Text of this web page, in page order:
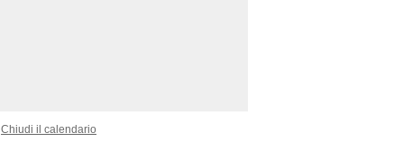
Chiudi il calendario